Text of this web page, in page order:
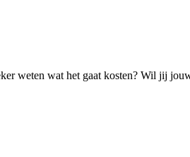
weten wat het gaat kosten? Wil jij